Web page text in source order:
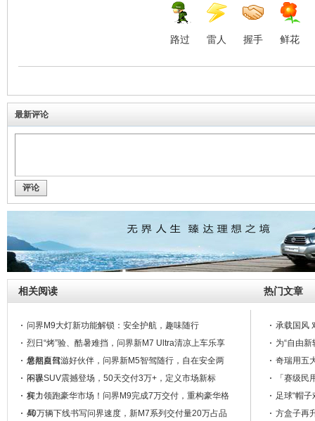
路过 雷人 握手 鲜花
最新评论
评论
相关阅读 热门文章
问界M9大灯新功能解锁：安全护航，趣味随行
烈日“烤”验、酷暑难挡，问界新M7 Ultra清凉上车乐享
悠然夏日 ...
暑期自驾游好伙伴，问界新M5智驾随行，自在安全两
不误
问界SUV震撼登场，50天交付3万+，定义市场新标
杆！
实力领跑豪华市场！问界M9完成7万交付，重构豪华格
局
40万辆下线书写问界速度，新M7系列交付量20万占品
承载国风
为“自由
奇瑞用五
「赛级
足球“帽
方盒子再